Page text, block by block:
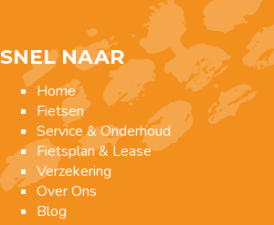
SNEL NAAR
Home
Fietsen
Service & Onderhoud
Fietsplan & Lease
Verzekering
Over Ons
Blog